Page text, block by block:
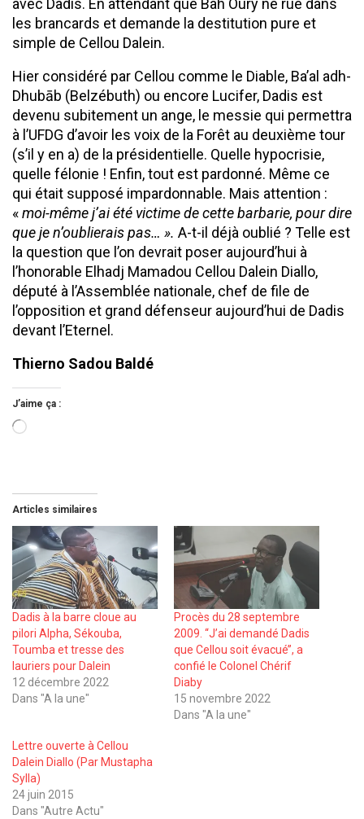
avec Dadis. En attendant que Bah Oury ne rue dans
les brancards et demande la destitution pure et
simple de Cellou Dalein.
Hier considéré par Cellou comme le Diable, Ba’al adh-
Dhubāb (Belzébuth) ou encore Lucifer, Dadis est
devenu subitement un ange, le messie qui permettra
à l’UFDG d’avoir les voix de la Forêt au deuxième tour
(s’il y en a) de la présidentielle. Quelle hypocrisie,
quelle félonie ! Enfin, tout est pardonné. Même ce
qui était supposé impardonnable. Mais attention :
«moi-même j’ai été victime de cette barbarie, pour dire
que je n’oublierais pas… ». A-t-il déjà oublié ? Telle est
la question que l’on devrait poser aujourd’hui à
l’honorable Elhadj Mamadou Cellou Dalein Diallo,
député à l’Assemblée nationale, chef de file de
l’opposition et grand défenseur aujourd’hui de Dadis
devant l’Eternel.
Thierno Sadou Baldé
J’aime ça :
Chargement…
Articles similaires
Dadis à la barre cloue au
pilori Alpha, Sékouba,
Toumba et tresse des
lauriers pour Dalein
12 décembre 2022
Dans "A la une"
Procès du 28 septembre
2009. ‘‘J’ai demandé Dadis
que Cellou soit évacué’’, a
confié le Colonel Chérif
Diaby
15 novembre 2022
Dans "A la une"
Lettre ouverte à Cellou
Dalein Diallo (Par Mustapha
Sylla)
24 juin 2015
Dans "Autre Actu"